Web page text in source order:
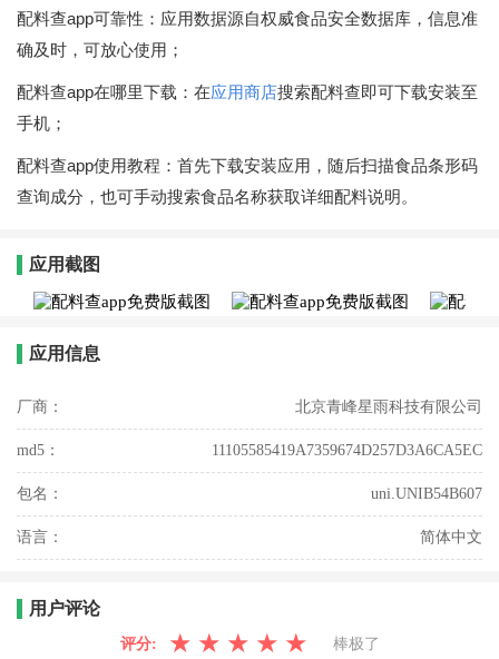
配料查app可靠性：应用数据源自权威食品安全数据库，信息准
确及时，可放心使用；
配料查app在哪里下载：在应用商店搜索配料查即可下载安装至
手机；
配料查app使用教程：首先下载安装应用，随后扫描食品条形码
查询成分，也可手动搜索食品名称获取详细配料说明。
应用截图
应用信息
厂商： 北京青峰星雨科技有限公司
md5： 11105585419A7359674D257D3A6CA5EC
包名： uni.UNIB54B607
语言： 简体中文
用户评论
评分: ★ ★ ★ ★ ★ 棒极了